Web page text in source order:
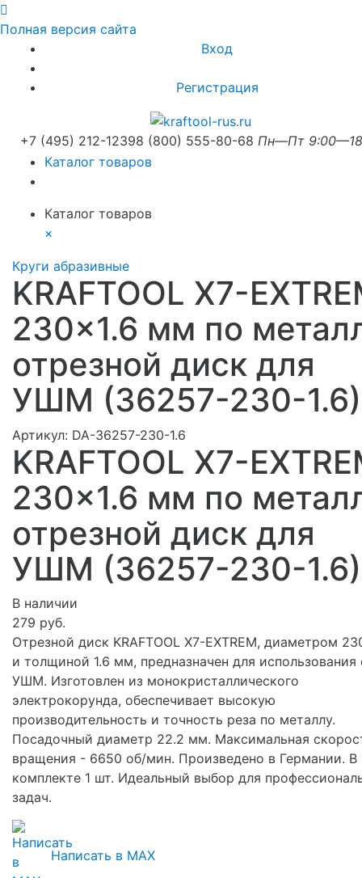
Полная версия сайта
Вход
Регистрация
+7 (495) 212-12398 (800) 555-80-68 Пн—Пт
Каталог товаров
Каталог товаров
×
Круги абразивные
KRAFTOOL X7-
230x1.6 мм по
отрезной диск для
УШМ (36257-230-1.6)
Артикул: DA-36257-230-1.6
KRAFTOOL X7-
230x1.6 мм по
отрезной диск для
УШМ (36257-230-1.6)
В наличии
279 руб.
Отрезной диск KRAFTOOL X7-EXTREM, диаметром
и толщиной 1.6 мм, предназначен для использования
УШМ. Изготовлен из монокристаллического
электрокорунда, обеспечивает высокую
производительность и точность реза по металлу.
Посадочный диаметр 22.2 мм. Максимальная
вращения - 6650 об/мин. Произведено в Германии. В
комплекте 1 шт. Идеальный выбор для
задач.
Написать в MAX